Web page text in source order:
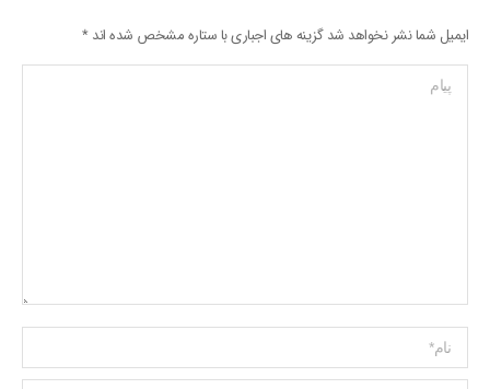
ایمیل شما نشر نخواهد شد گزینه های اجباری با ستاره مشخص شده اند*
پیام
Name *